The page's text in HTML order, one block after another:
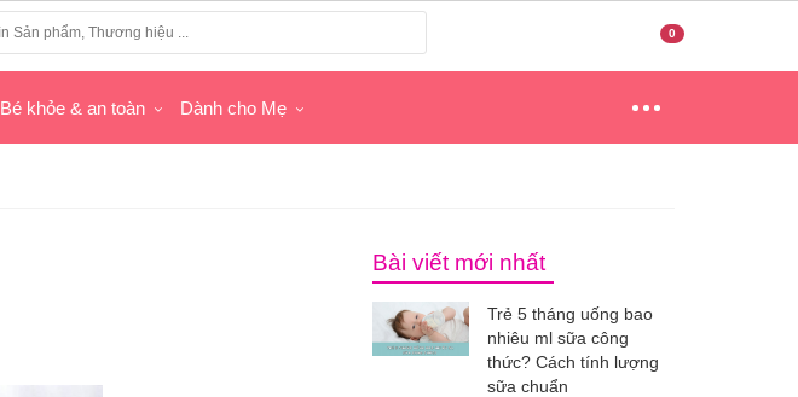
0
Bé khỏe & an toàn Dành cho Mẹ
Bài viết mới nhất
Trẻ 5 tháng uống bao
nhiêu ml sữa công
thức? Cách tính lượng
sữa chuẩn